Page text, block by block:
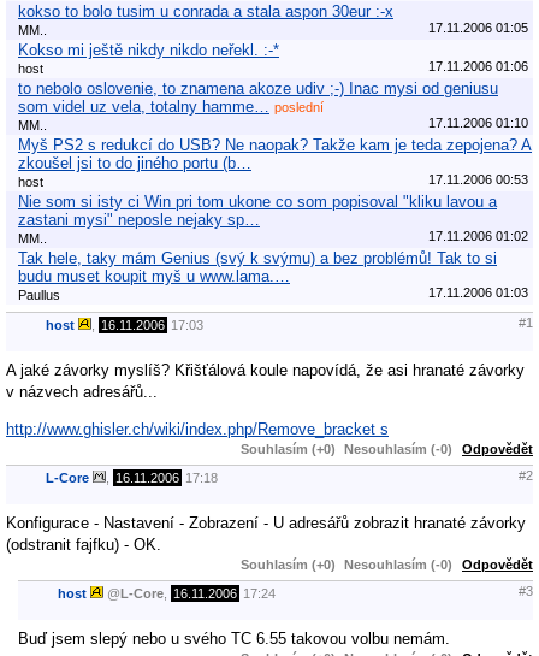
kokso to bolo tusim u conrada a stala aspon 30eur :-x
MM.. 17.11.2006 01:05
Kokso mi ještě nikdy nikdo neřekl. :-*
host 17.11.2006 01:06
to nebolo oslovenie, to znamena akoze udiv ;-) Inac mysi od geniusu
som videl uz vela, totalny hamme…
poslední
MM..
17.11.2006 01:10
Myš PS2 s redukcí do USB? Ne naopak? Takže kam je teda zepojena? A
zkoušel jsi to do jiného portu (b…
host 17.11.2006 00:53
Nie som si isty ci Win pri tom ukone co som popisoval "kliku lavou a
zastani mysi" neposle nejaky sp…
MM.. 17.11.2006 01:02
Tak hele, taky mám Genius (svý k svýmu) a bez problémů! Tak to si
budu muset koupit myš u www.lama.…
Paullus 17.11.2006 01:03
host 16.11.2006 17:03 #1
A jaké závorky myslíš? Křišťálová koule napovídá, že asi hranaté závorky
v názvech adresářů...
http://www.ghisler.ch/wiki/index.php/Remove_bracket s
Souhlasím (+0) Nesouhlasím (-0) Odpovědět
L-Core 16.11.2006 17:18 #2
Konfigurace - Nastavení - Zobrazení - U adresářů zobrazit hranaté závorky
(odstranit fajfku) - OK.
Souhlasím (+0) Nesouhlasím (-0) Odpovědět
host @L-Core 16.11.2006 17:24 #3
Buď jsem slepý nebo u svého TC 6.55 takovou volbu nemám.